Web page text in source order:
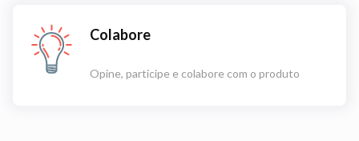
Colabore
Opine, participe e colabore com o produto